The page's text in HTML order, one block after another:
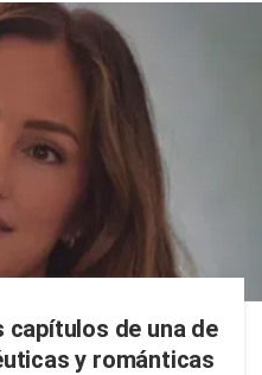
capítulos de una de
y románticas